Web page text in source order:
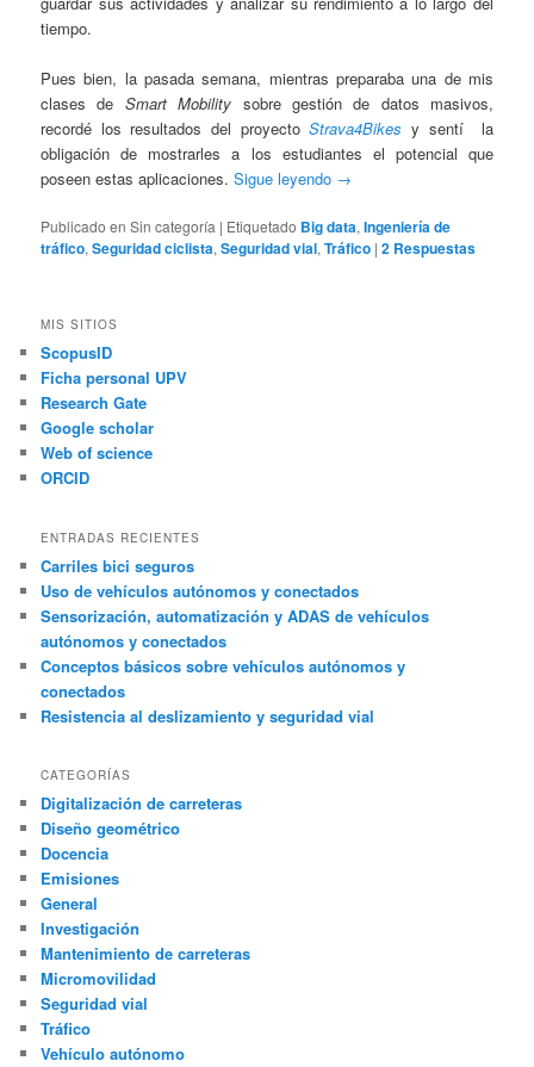
tiempo.
Pues bien, la pasada semana, mientras preparaba una de mis
clases de Smart Mobility sobre gestión de datos masivos,
recordé los resultados del proyectoStrava4Bikes y sentí la
obligación de mostrarles a los estudiantes el potencial que
poseen estas aplicaciones.Sigue leyendo →
Publicado en Sin categoría | Etiquetado Big data,Ingeniería de
tráfico,Seguridad ciclista,Seguridad vial,Tráfico |2 Respuestas
MIS SITIOS
ScopusID
Ficha personal UPV
Research Gate
Google scholar
Web of science
ORCID
ENTRADAS RECIENTES
Carriles bici seguros
Uso de vehículos autónomos y conectados
Sensorización, automatización y ADAS de vehículos
autónomos y conectados
Conceptos básicos sobre vehículos autónomos y
conectados
Resistencia al deslizamiento y seguridad vial
CATEGORÍAS
Digitalización de carreteras
Diseño geométrico
Docencia
Emisiones
General
Investigación
Mantenimiento de carreteras
Micromovilidad
Seguridad vial
Tráfico
Vehículo autónomo